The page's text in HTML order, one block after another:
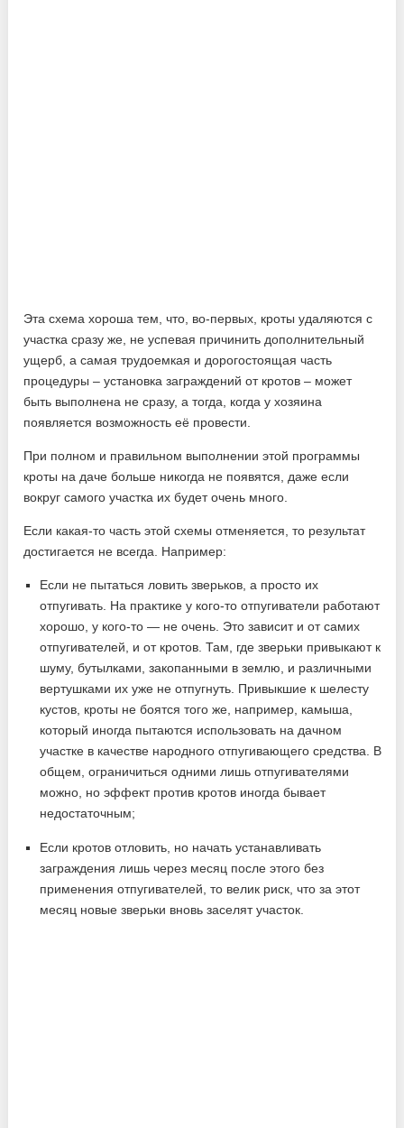
Эта схема хороша тем, что, во-первых, кроты удаляются с
участка сразу же, не успевая причинить дополнительный
ущерб, а самая трудоемкая и дорогостоящая часть
процедуры – установка заграждений от кротов – может
быть выполнена не сразу, а тогда, когда у хозяина
появляется возможность её провести.
При полном и правильном выполнении этой программы
кроты на даче больше никогда не появятся, даже если
вокруг самого участка их будет очень много.
Если какая-то часть этой схемы отменяется, то результат
достигается не всегда. Например:
Если не пытаться ловить зверьков, а просто их
отпугивать. На практике у кого-то отпугиватели работают
хорошо, у кого-то — не очень. Это зависит и от самих
отпугивателей, и от кротов. Там, где зверьки привыкают к
шуму, бутылками, закопанными в землю, и различными
вертушками их уже не отпугнуть. Привыкшие к шелесту
кустов, кроты не боятся того же, например, камыша,
который иногда пытаются использовать на дачном
участке в качестве народного отпугивающего средства. В
общем, ограничиться одними лишь отпугивателями
можно, но эффект против кротов иногда бывает
недостаточным;
Если кротов отловить, но начать устанавливать
заграждения лишь через месяц после этого без
применения отпугивателей, то велик риск, что за этот
месяц новые зверьки вновь заселят участок.